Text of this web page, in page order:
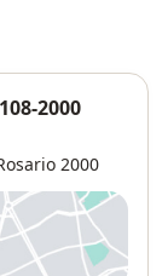
2000
2000
nueva